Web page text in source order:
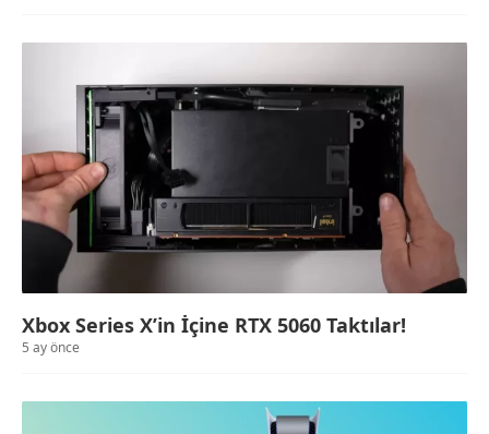
Xbox Series X’in İçine RTX 5060 Taktılar!
5 ay önce